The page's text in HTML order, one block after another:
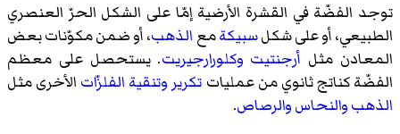
توجد الفضّة في القشرة الأرضية إمّا على الشكل الحرّ العنصري
الطبيعي، أو على شكلسبيكةمع الذهب، أو ضمن مكوّنات بعض
المعادن مثل أرجنتيت وكلورارجيريت. يستحصل على معظم
الفضّة كناتج ثانوي من عمليات تكرير وتنقية الفلزّات الأخرى مثل
الذهبوالنحاسوالرصاص.